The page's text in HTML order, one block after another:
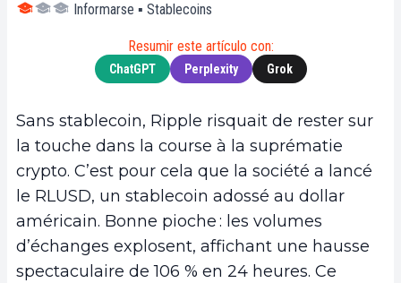
Informarse ▪ Stablecoins
Resumir este artículo con:
ChatGPT Perplexity Grok
Sans stablecoin, Ripple risquait de rester sur
la touche dans la course à la suprématie
crypto. C’est pour cela que la société a lancé
le RLUSD, un stablecoin adossé au dollar
américain. Bonne pioche : les volumes
d’échanges explosent, affichant une hausse
spectaculaire de 106 % en 24 heures. Ce